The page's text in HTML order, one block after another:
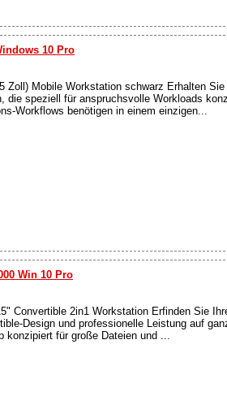
10 Pro
Zoll) Mobile Workstation schwarz Erhalten
die speziell für anspruchsvolle Workloads
Workflows benötigen in einem einzigen...
Win 10 Pro
Convertible 2in1 Workstation Erfinden Sie
Design und professionelle Leistung auf
für große Dateien und ...